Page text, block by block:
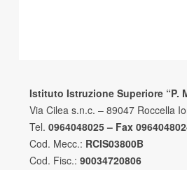
Istituto Istruzione Superiore “P.
Via Cilea s.n.c. – 89047 Roccella
Tel. 0964048025 – Fax
Cod. Mecc.: RCIS03800B
Cod. Fisc.: 90034720806